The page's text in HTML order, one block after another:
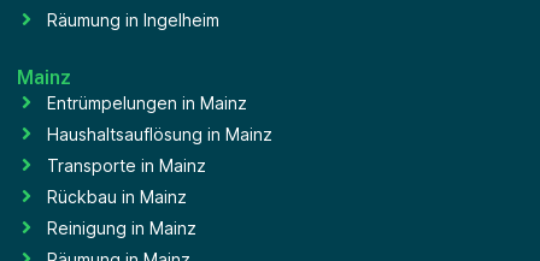
Räumung in Ingelheim
Mainz
Entrümpelungen in Mainz
Haushaltsauflösung in Mainz
Transporte in Mainz
Rückbau in Mainz
Reinigung in Mainz